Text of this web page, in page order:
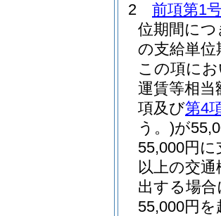
2
前項第1
位期間に
の支給単
この項に
運賃等相
項及び第4
う。)が
55,000円
以上の交
出する場
55,000円